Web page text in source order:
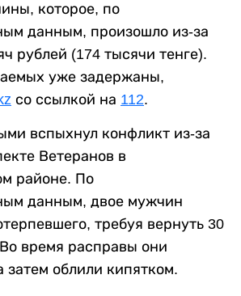
которое, по
данным, произошло из-за
рублей (174 тысячи тенге).
уже задержаны,
со ссылкой на 112.
вспыхнул конфликт из-за
Ветеранов в
районе. По
данным, двое мужчин
требуя вернуть 30
время расправы они
затем облили кипятком.